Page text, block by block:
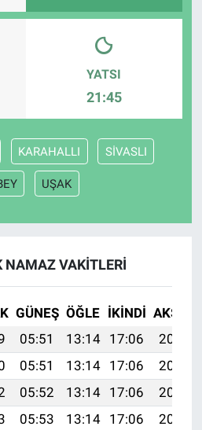
YATSI
21:45
KARAHALLI SİVASLI
UŞAK
NAMAZ VAKITLERI
GÜNEŞ ÖĞLE İKINDI AKŞAM
05:51 13:14 17:06
20:27
05:51 13:14 17:06
20:26
05:52 13:14 17:06
20:26
05:53 13:14 17:06
20:25